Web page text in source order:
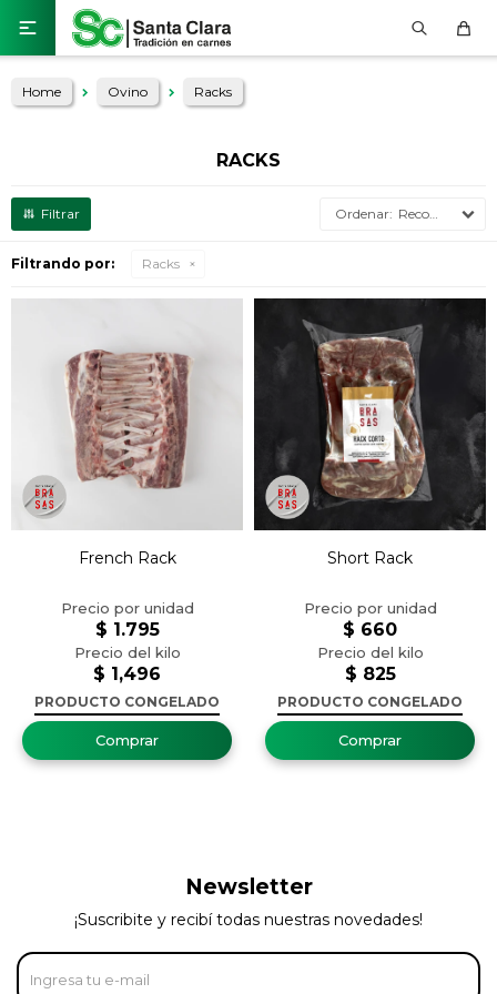

Home Ovino Racks
RACKS
Recomendados
Filtrando por: Racks
French Rack
$ 1,496
$ 1.795
PRODUCTO CONGELADO
Short Rack
$ 825
$ 660
PRODUCTO CONGELADO
Newsletter
¡Suscribite y recibí todas nuestras novedades!